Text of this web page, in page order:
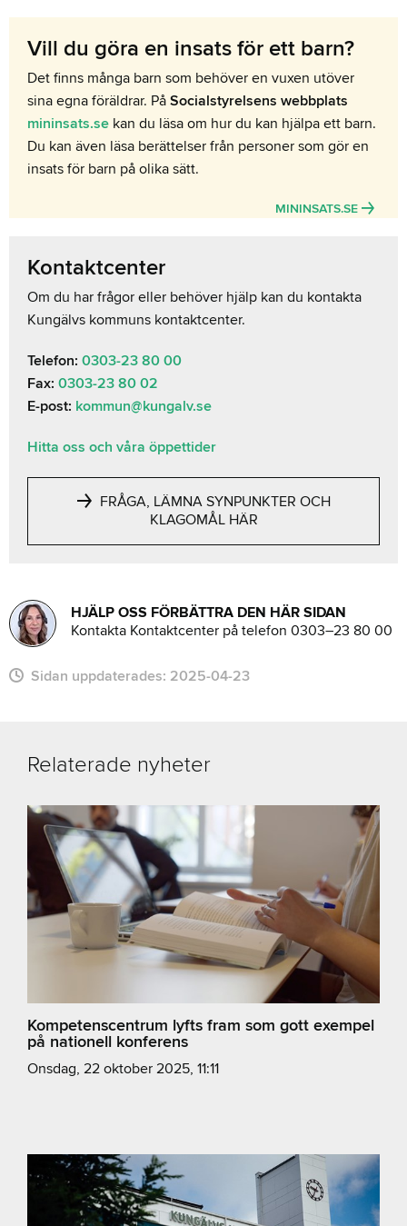
Vill du göra en insats för ett barn?
Det finns många barn som behöver en vuxen utöver
sina egna föräldrar. På Socialstyrelsens webbplats
mininsats.se kan du läsa om hur du kan hjälpa ett barn.
Du kan även läsa berättelser från personer som gör en
insats för barn på olika sätt.
MININSATS.SE
Kontaktcenter
Om du har frågor eller behöver hjälp kan du kontakta
Kungälvs kommuns kontaktcenter.
Telefon: 0303-23 80 00
Fax: 0303-23 80 02
E-post: kommun@kungalv.se
Hitta oss och våra öppettider
FRÅGA, LÄMNA SYNPUNKTER OCH
KLAGOMÅL HÄR
HJÄLP OSS FÖRBÄTTRA DEN HÄR SIDAN
Kontakta Kontaktcenter på telefon 0303–23 80 00
Sidan uppdaterades: 2025-04-23
Relaterade nyheter
Kompetenscentrum lyfts fram som gott exempel
på nationell konferens
onsdag, 22 oktober 2025, 11:11